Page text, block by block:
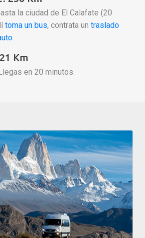
la ciudad de El Calafate (20
toma un bus, contrata un traslado
.
Km
en 20 minutos.